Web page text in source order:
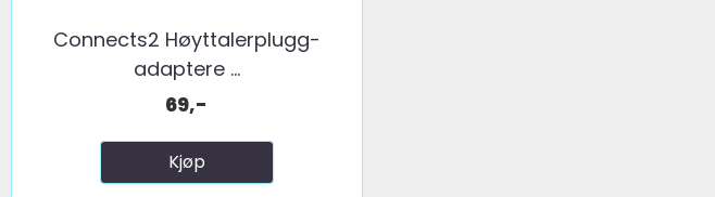
Connects2 Høyttalerplugg-
adaptere ...
69,-
Kjøp